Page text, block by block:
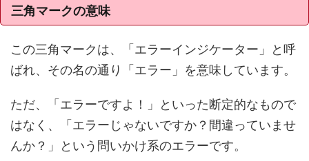
三角マークの意味
この三角マークは、「エラーインジケーター」と呼
ばれ、その名の通り「エラー」を意味しています。
ただ、「エラーですよ！」といった断定的なもので
はなく、「エラーじゃないですか？間違っていませ
んか？」という問いかけ系のエラーです。